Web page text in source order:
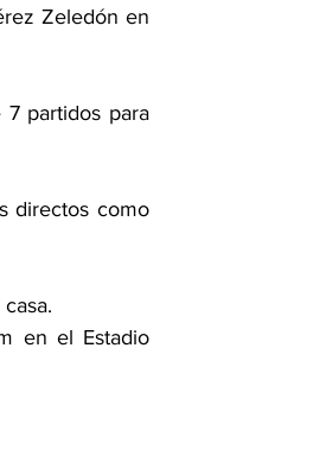
Zeledón en
partidos para
directos como
en el Estadio